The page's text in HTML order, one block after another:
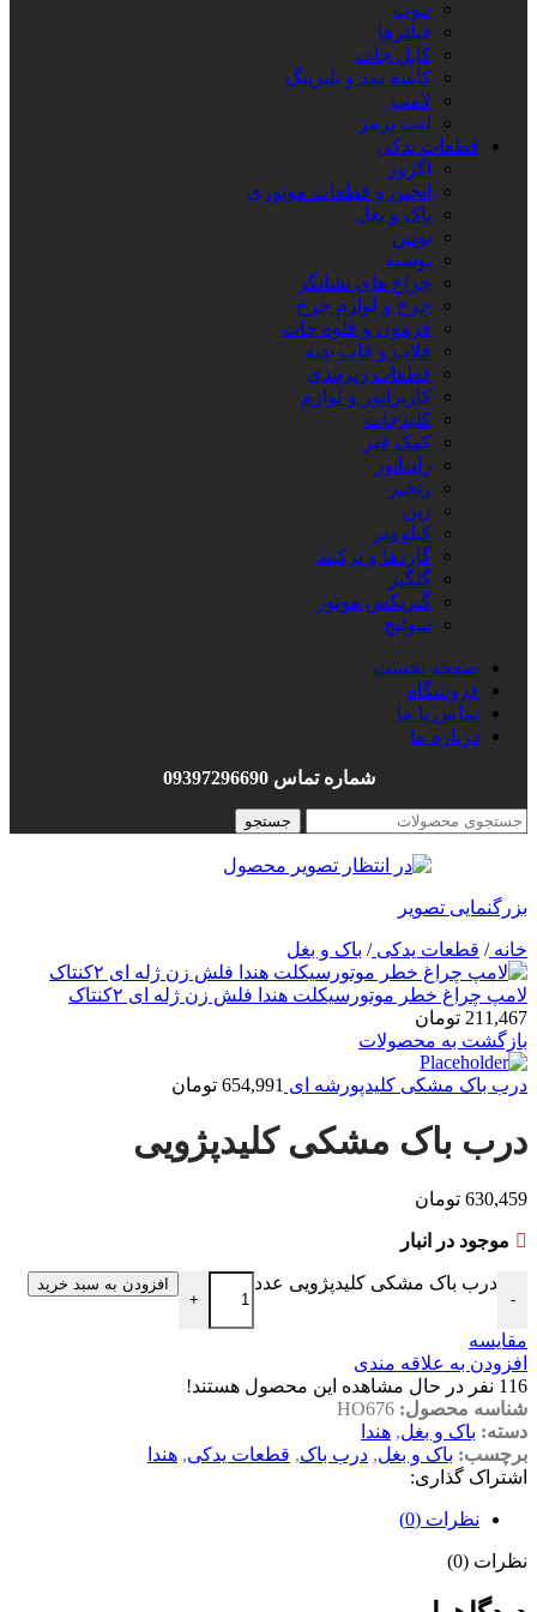
تیوپ
فیلترها
کابل جات
کاسه نمد و بلبرینگ
لامپ
لنت ترمز
قطعات یدکی
اگزوز
انجین و قطعات موتوری
باک و بغل
بوبین
پوسته
چراغ های نشانگر
چرخ و لوازم چرخ
فرمون و قلوه جات
فلاپ و قاب بدنه
قطعات زیربندی
کاربراتور و لوازم
کلیدجات
کمک فنر
رادیاتور
زنجیر
زین
کیلومتر
گاردها و ترکبند
گلگیر
گیربکس موتور
سوئیچ
هندل
واشربندی
صفحه نخست
فروشگاه
تماس با ما
درباره ما
شماره تماس 09397296690
جستجو
بزرگنمایی تصویر
خانه/ قطعات یدکی/ باک و بغل
لامپ چراغ خطر موتورسیکلت هندا فلش زن ژله ای ۲کنتاک
211,467 تومان
بازگشت به محصولات
درب باک مشکی کلیدپورشه ای 654,991 تومان
درب باک مشکی کلیدپژویی
630,459 تومان
موجود در انبار
-
درب باک مشکی کلیدپژویی عدد
+
افزودن به سبد خرید
مقایسه
افزودن به علاقه مندی
116 نفر در حال مشاهده این محصول هستند!
شناسه محصول: HO676
دسته: باک و بغل, هندا
برچسب: باک و بغل, درب باک, قطعات یدکی, هندا
اشتراک گذاری:
نظرات (0)
نظرات (0)